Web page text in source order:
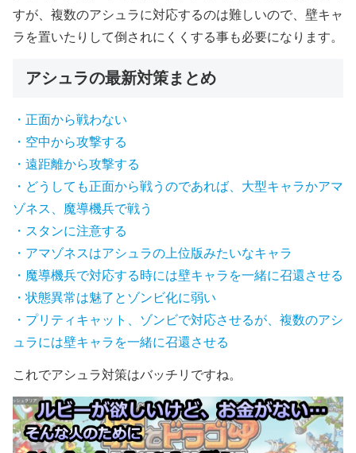
すが、複数のアシュラに対応するのは難しいので、壁キャ
ラを置いたりして倒されにくくする事も必要になります。
アシュラの最新対策まとめ
・正面から戦わない
・空中から攻撃する
・遠距離から攻撃する
・どうしても正面から戦うのであれば、大型キャラかアマ
ゾネス、魔導機兵で戦う
・スタンに注意する
・アマゾネスはアシュラの上位版みたいなキャラ
・魔導機兵で対応する時には壁キャラを一緒に召還させる
・状態異常は魅了とゾンビ化に弱い
・プリティキャット、ゾンビで対応させるが、複数のアシ
ュラには壁キャラを一緒に召還させる
これでアシュラ対策はバッチリですね。